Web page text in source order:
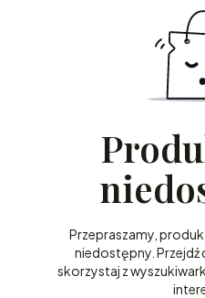
Przepraszamy,
niedostępny. Przejdź
skorzystaj z